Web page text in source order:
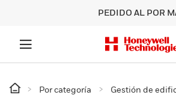
PEDIDO AL POR
Por categoría Gestión de